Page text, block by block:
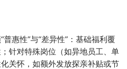
惠性”与“差异性”：基础福利覆
针对特殊岗位（如异地员工、单
关怀，如额外发放探亲补贴或节